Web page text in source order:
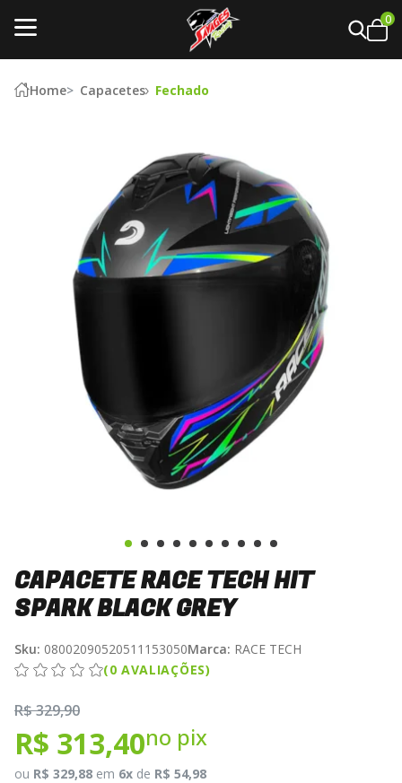
0
Home Capacetes Fechado
CAPACETE RACE TECH HIT
SPARK BLACK GREY
Sku: 08002090520511153050Marca: RACE TECH
(0 AVALIAÇÕES)
R$ 329,90
R$ 313,40no pix
ou R$ 329,88 em 6x de R$ 54,98